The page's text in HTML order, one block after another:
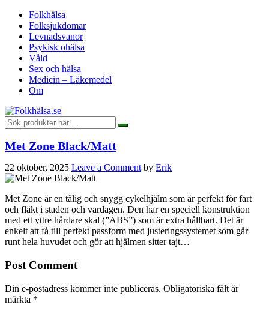
Folkhälsa
Folksjukdomar
Levnadsvanor
Psykisk ohälsa
Våld
Sex och hälsa
Medicin – Läkemedel
Om
Met Zone Black/Matt
22 oktober, 2025 Leave a Comment by Erik
Met Zone är en tålig och snygg cykelhjälm som är perfekt för fart
och fläkt i staden och vardagen. Den har en speciell konstruktion
med ett yttre hårdare skal (”ABS”) som är extra hållbart. Det är
enkelt att få till perfekt passform med justeringssystemet som går
runt hela huvudet och gör att hjälmen sitter tajt…
Post Comment
Din e-postadress kommer inte publiceras. Obligatoriska fält är
märkta *